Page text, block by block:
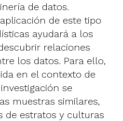
de datos.
de este tipo
ayudará a los
relaciones
los datos. Para ello,
en el contexto de
se
muestras similares,
de estratos y culturas